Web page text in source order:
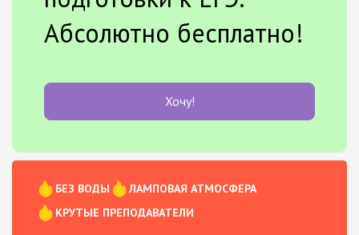
Абсолютно бесплатно!
Хочу!
БЕЗ ВОДЫ
ЛАМПОВАЯ АТМОСФЕРА
КРУТЫЕ ПРЕПОДАВАТЕЛИ